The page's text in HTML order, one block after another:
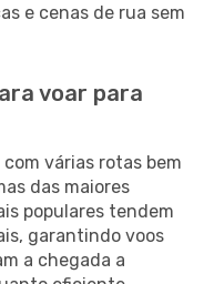
e cenas de rua sem
voar para
várias rotas bem
das maiores
populares tendem
garantindo voos
a chegada a